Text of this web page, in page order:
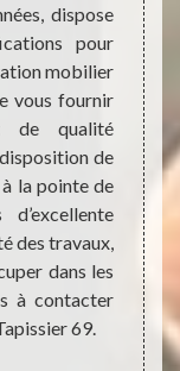
dispose
pour
mobilier
vous fournir
de qualité
de
la pointe de
des travaux,
dans les
à contacter
69.
la
L'art
et